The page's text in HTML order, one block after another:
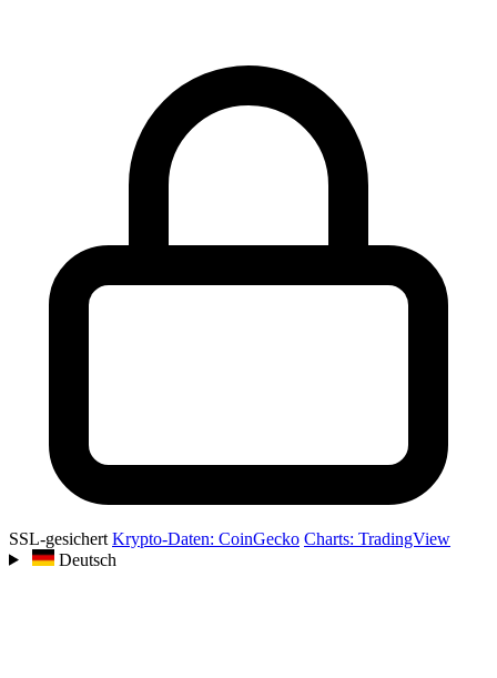
SSL-gesichert Krypto-Daten: CoinGecko Charts: TradingView
Deutsch